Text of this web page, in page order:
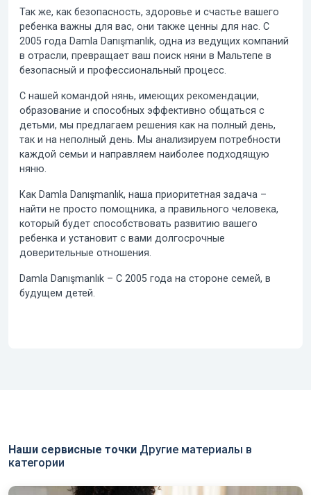
Так же, как безопасность, здоровье и счастье вашего
ребенка важны для вас, они также ценны для нас. С
2005 года Damla Danışmanlık, одна из ведущих компаний
в отрасли, превращает ваш поиск няни в Мальтепе в
безопасный и профессиональный процесс.
С нашей командой нянь, имеющих рекомендации,
образование и способных эффективно общаться с
детьми, мы предлагаем решения как на полный день,
так и на неполный день. Мы анализируем потребности
каждой семьи и направляем наиболее подходящую
няню.
Как Damla Danışmanlık, наша приоритетная задача –
найти не просто помощника, а правильного человека,
который будет способствовать развитию вашего
ребенка и установит с вами долгосрочные
доверительные отношения.
Damla Danışmanlık – С 2005 года на стороне семей, в
будущем детей.
Наши сервисные точки Другие материалы в
категории